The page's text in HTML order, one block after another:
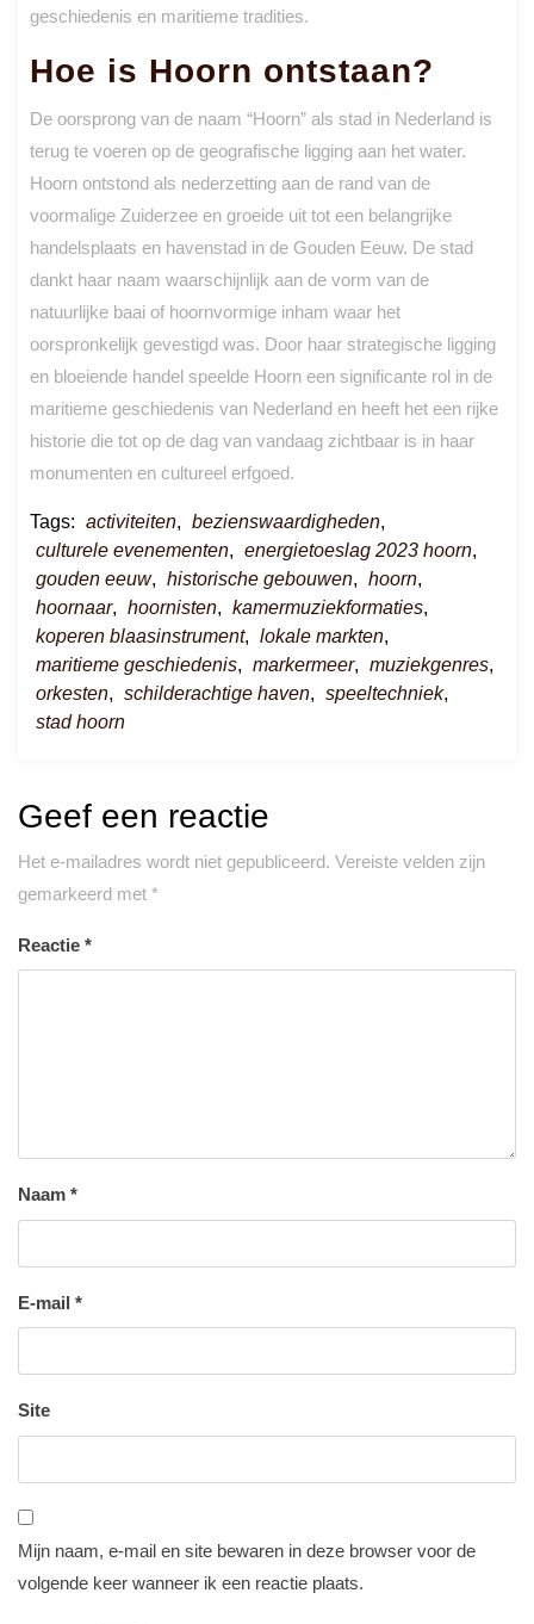
geschiedenis en maritieme tradities.
Hoe is Hoorn ontstaan?
De oorsprong van de naam “Hoorn” als stad in Nederland is
terug te voeren op de geografische ligging aan het water.
Hoorn ontstond als nederzetting aan de rand van de
voormalige Zuiderzee en groeide uit tot een belangrijke
handelsplaats en havenstad in de Gouden Eeuw. De stad
dankt haar naam waarschijnlijk aan de vorm van de
natuurlijke baai of hoornvormige inham waar het
oorspronkelijk gevestigd was. Door haar strategische ligging
en bloeiende handel speelde Hoorn een significante rol in de
maritieme geschiedenis van Nederland en heeft het een rijke
historie die tot op de dag van vandaag zichtbaar is in haar
monumenten en cultureel erfgoed.
Tags: activiteiten, bezienswaardigheden,
culturele evenementen, energietoeslag 2023 hoorn,
gouden eeuw, historische gebouwen, hoorn,
hoornaar, hoornisten, kamermuziekformaties,
koperen blaasinstrument, lokale markten,
maritieme geschiedenis, markermeer, muziekgenres,
orkesten, schilderachtige haven, speeltechniek,
stad hoorn
Geef een reactie
Het e-mailadres wordt niet gepubliceerd. Vereiste velden zijn
gemarkeerd met *
Reactie *
Naam *
E-mail *
Site
Mijn naam, e-mail en site bewaren in deze browser voor de
volgende keer wanneer ik een reactie plaats.